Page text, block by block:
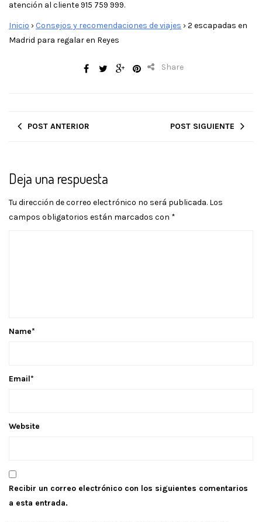
atención al cliente 915 759 999.
Inicio ›Consejos y recomendaciones de viajes ›2 escapadas en
Madrid para regalar en Reyes
Share
POST ANTERIOR POST SIGUIENTE
Deja una respuesta
Tu dirección de correo electrónico no será publicada. Los
campos obligatorios están marcados con *
Name*
Email*
Website
Recibir un correo electrónico con los siguientes comentarios
a esta entrada.